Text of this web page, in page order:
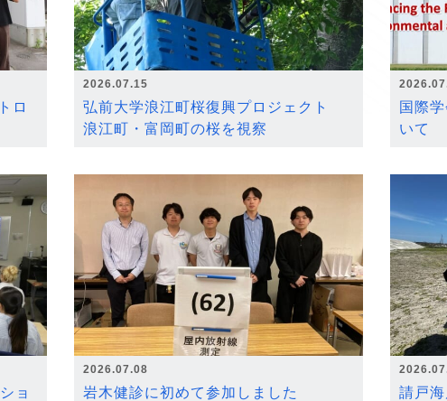
ロ
2026.07.15
弘前大学浪江町桜復興プロジェクト
浪江町・富岡町の桜を視察
国際
いて
ョ
2026.07.08
岩木健診に初めて参加しました
請戸